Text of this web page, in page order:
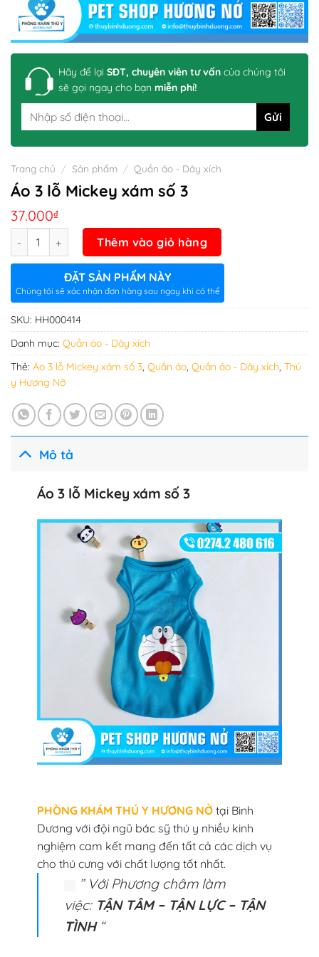
Hãy để lại SĐT, chuyên viên tư vấn của chúng tôi
sẽ gọi ngay cho bạn miễn phí!
Trang chủ / Sản phẩm / Quần áo - Dây xích
Áo 3 lỗ Mickey xám số 3
37.000₫
Thêm vào giỏ hàng
ĐẶT SẢN PHẨM NÀY
Chúng tôi sẽ xác nhận đơn hàng sau ngay khi có thể
SKU: HH000414
Danh mục: Quần áo - Dây xích
Thẻ: Áo 3 lỗ Mickey xám số 3, Quần áo, Quần áo - Dây xích, Thú
y Hương Nỡ
Mô tả
Áo 3 lỗ Mickey xám số 3
PHÒNG KHÁM THÚ Y HƯƠNG NỞtại Bình
Dương với đội ngũ bác sỹ thú y nhiều kinh
nghiệm cam kết mang đến tất cả các dịch vụ
cho thú cưng với chất lượng tốt nhất.
” Với Phương châm làm
việc: TẬN TÂM – TẬN LỰC – TẬN
TÌNH“